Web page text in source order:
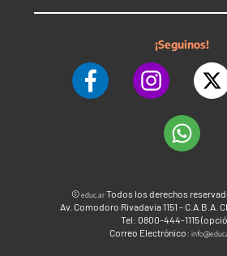
¡Seguinos!
©educ.arTodos los derechos
Av. Comodoro Rivadavia 1151 - C.A.B.A.
Tel: 0800-444-1115
Correo Electrónico: